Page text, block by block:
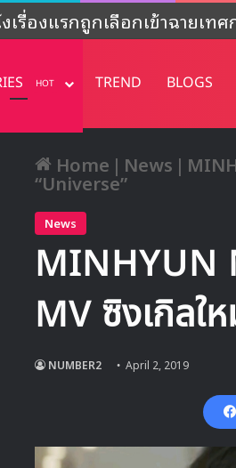
ไม่ชัดเจน’ หลังปล่อยคอนเ
HOT TREND BLOGS
Home | News |
“Universe”
News
MINHYUN
MV ซิงเกิลใ
NUMBER2 April 2, 2019